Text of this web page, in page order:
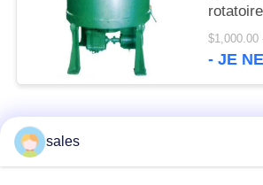
900T
- JE
Catégories populaires
sales